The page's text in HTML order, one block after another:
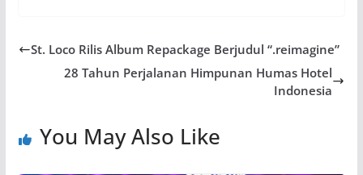
St. Loco Rilis Album Repackage Berjudul “.reimagine”
28 Tahun Perjalanan Himpunan Humas Hotel
Indonesia
You May Also Like